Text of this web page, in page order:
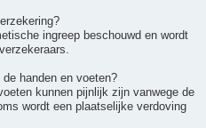
ingreep beschouwd en wordt
handen en voeten?
kunnen pijnlijk zijn vanwege de
wordt een plaatselijke verdoving